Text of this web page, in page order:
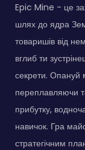
Epic Mine - це
шлях до ядра
товаришів від
вглиб ти
секрети. Опануй
переплавляючи
прибутку,
навичок. Гра
стратегічним